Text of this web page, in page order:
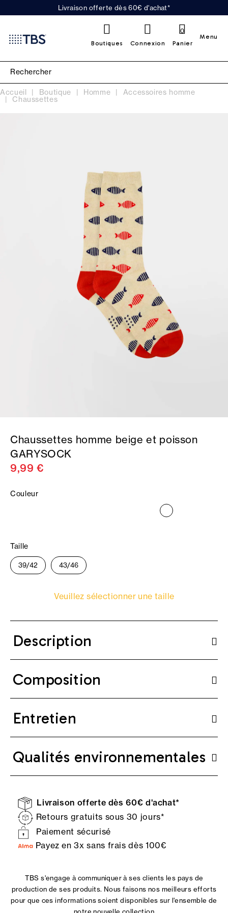
Livraison offerte dès 60€ d'achat*
Boutiques Connexion Panier
0
Menu
Accueil Boutique Homme Accessoires homme
Chaussettes
Chaussettes homme beige et poisson
GARYSOCK
9,99 €
Couleur
Taille
39/42 43/46
Veuillez sélectionner une taille
Description
Composition
Entretien
Qualités environnementales
Livraison offerte dès 60€ d'achat*
Retours gratuits sous 30 jours*
Paiement sécurisé
Payez en 3x sans frais dès 100€
TBS s'engage à communiquer à ses clients les pays de
production de ses produits. Nous faisons nos meilleurs efforts
pour que ces informations soient disponibles sur l'ensemble de
notre nouvelle collection